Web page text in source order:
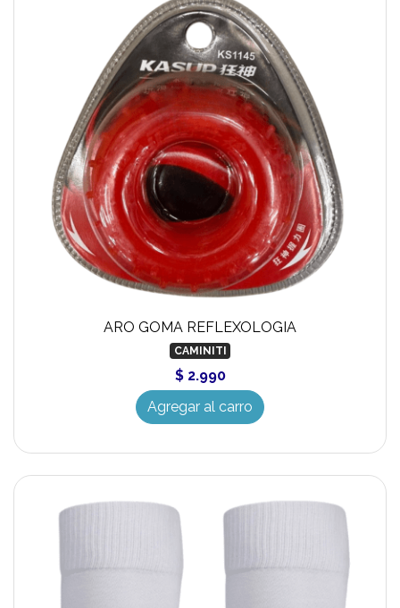
ARO GOMA REFLEXOLOGIA
CAMINITI
$ 2.990
Agregar al carro